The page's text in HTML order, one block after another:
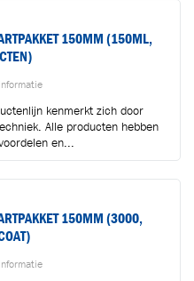
150MM (150ML,
kenmerkt zich door
Alle producten hebben
en...
150MM (3000,
Ga naar winkelwagen